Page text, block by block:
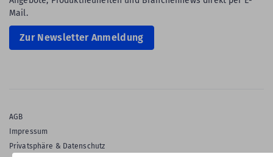
Mail.
Zur Newsletter Anmeldung
AGB
Impressum
Privatsphäre & Datenschutz